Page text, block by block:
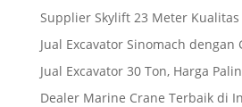
Supplier Skylift 23 Meter
Jual Excavator Sinomach dengan
Jual Excavator 30 Ton, Harga
Dealer Marine Crane Terbaik di